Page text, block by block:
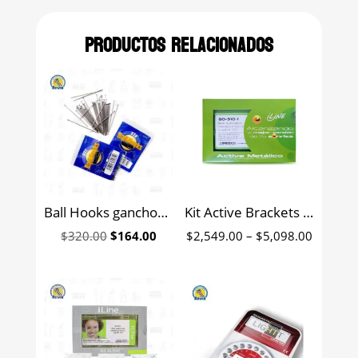
Productos relacionados
Ball Hooks ganchos de bola Ah-Kim-Pech
$320.00 Original
$164.00 Current
$164.00.
Kit Active Brackets de autoligado interactivo metálico iLine
$2,549.00 – $5,098.00Price